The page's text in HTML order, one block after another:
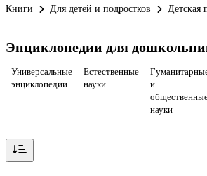
Книги Для детей и подростков Детская
Энциклопедии для
Универсальные
энциклопедии
Естественные
науки
и
науки